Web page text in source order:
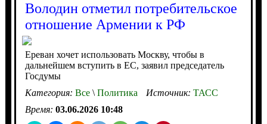
Володин отметил потребительское
отношение Армении к РФ
Ереван хочет использовать Москву, чтобы в
дальнейшем вступить в ЕС, заявил председатель
Госдумы
Категория: Все\Политика Источник: ТАСС
Время: 03.06.2026 10:48